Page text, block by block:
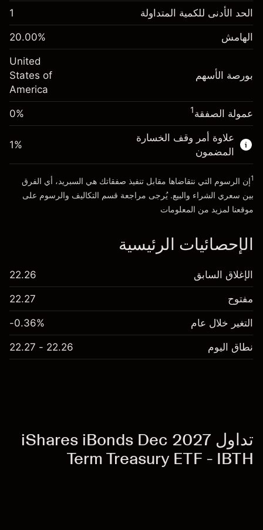
رسوم التبييت
الرسوم من قيمة الصفقة الكاملة
%
(-$1.08)
حجم الصفقة بالرافعة المالية ~$5,000.00
الأموال من الرافعة المالية ~ دولار
انتقل إلى المنصة
الهامش. استثمارك $1,000.00
رسوم التبييت
الرسوم من قيمة الصفقة الكاملة
-0.000654
%
(-$0.03)
حجم الصفقة بالرافعة المالية ~
الأموال من الرافعة المالية ~ دولار
انتقل إلى المنصة
الحد الأدنى للكمية المتداولة 1
الهامش 20.00%
بورصة الأسهم
United
States of
America
عمولة الصفقة1
0%
علاوة أمر وقف الخسارة
المضمون
1%
1إن الرسوم التي نتقاضاها مقابل تنفيذ صفقاتك هي السبريد، أي الفرق
بين سعري الشراء والبيع. يُرجى مراجعة قسم التكاليف والرسوم على
موقعنا لمزيد من المعلومات
الإحصائيات الرئيسية
الإغلاق السابق 22.26
مفتوح 22.27
التغير خلال عام -0.36%
نطاق اليوم 22.26 - 22.27
تداول iShares iBonds Dec 2027
Term Treasury ETF - IBTH